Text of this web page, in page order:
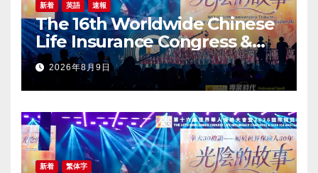
新着 英語 速報
The 16th Worldwide Chinese
Life Insurance Congress &
2026 International Dragon
Award (IDA) Annual
Conference Grandly Held
2026年8月9日
新着 繁体字